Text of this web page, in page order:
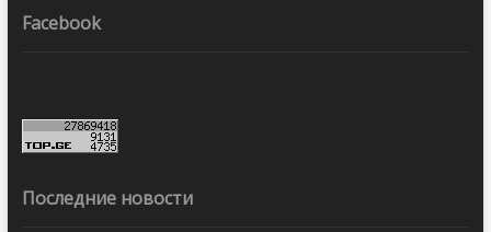
Facebook
Последние новости